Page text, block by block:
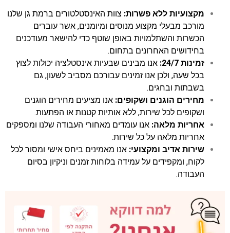
מקצועיות ללא פשרות: צוות האינסטלטורים ברמת גן שלנו
מורכב מבעלי מקצוע מנוסים ומיומנים, אשר עוברים
הכשרות והשתלמויות באופן שוטף כדי להישאר מעודכנים
בחידושים האחרונים בתחום.
זמינות 24/7:
אנו מבינים שבעיות אינסטלציה יכולות לצוץ
בכל שעה, ולכן אנו זמינים עבורכם מסביב לשעון, גם
בשבתות ובחגים.
מחירים הוגנים ושקופים: אנו מציעים מחירים הוגנים
ושקופים לכל שירות, ללא אותיות קטנות או הפתעות.
אחריות מלאה: אנו עומדים מאחורי העבודה שלנו ומספקים
אחריות מלאה על כל שירות.
שירות אדיב ומקצועי: אנו מאמינים ביחס אישי ומסור לכל
לקוח, ומקפידים על עמידה בלוחות זמנים וניקיון בסיום
העבודה.